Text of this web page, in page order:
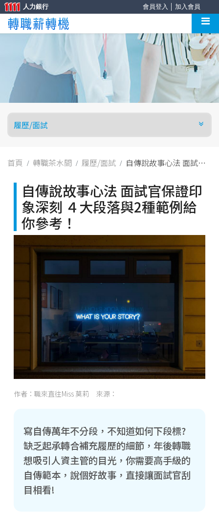
會員登入 加入會員
人力銀行
首頁 轉職茶水間 履歷/面試
自傳說故事心法 面試官
2種範例給你參考！
自傳說故事心法 面試官保證印
象深刻 ４大段落與2種範例給
你參考！
作者：職來直往Miss 莫莉 來源：
寫自傳萬年不分段，不知道如何下段標?
缺乏起承轉合補充履歷的細節，年後轉職
想吸引人資主管的目光，你需要高手級的
自傳範本，說個好故事，直接讓面試官刮
目相看!